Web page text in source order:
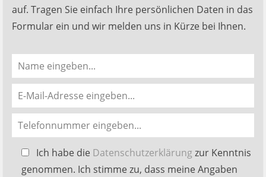
auf. Tragen Sie einfach Ihre persönlichen Daten in das
Formular ein und wir melden uns in Kürze bei Ihnen.
Bitte
lasse
Ich habe die Datenschutzerklärungzur Kenntnis
genommen. Ich stimme zu, dass meine Angaben